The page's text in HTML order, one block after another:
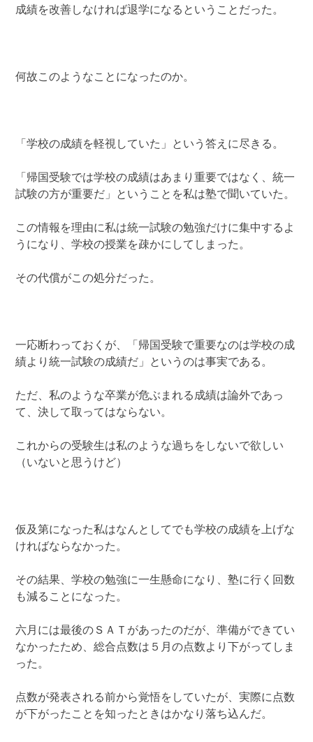
成績を改善しなければ退学になるということだった。
何故このようなことになったのか。
「学校の成績を軽視していた」という答えに尽きる。
「帰国受験では学校の成績はあまり重要ではなく、統一
試験の方が重要だ」ということを私は塾で聞いていた。
この情報を理由に私は統一試験の勉強だけに集中するよ
うになり、学校の授業を疎かにしてしまった。
その代償がこの処分だった。
一応断わっておくが、「帰国受験で重要なのは学校の成
績より統一試験の成績だ」というのは事実である。
ただ、私のような卒業が危ぶまれる成績は論外であっ
て、決して取ってはならない。
これからの受験生は私のような過ちをしないで欲しい
（いないと思うけど）
仮及第になった私はなんとしてでも学校の成績を上げな
ければならなかった。
その結果、学校の勉強に一生懸命になり、塾に行く回数
も減ることになった。
六月には最後のＳＡＴがあったのだが、準備ができてい
なかったため、総合点数は５月の点数より下がってしま
った。
点数が発表される前から覚悟をしていたが、実際に点数
が下がったことを知ったときはかなり落ち込んだ。